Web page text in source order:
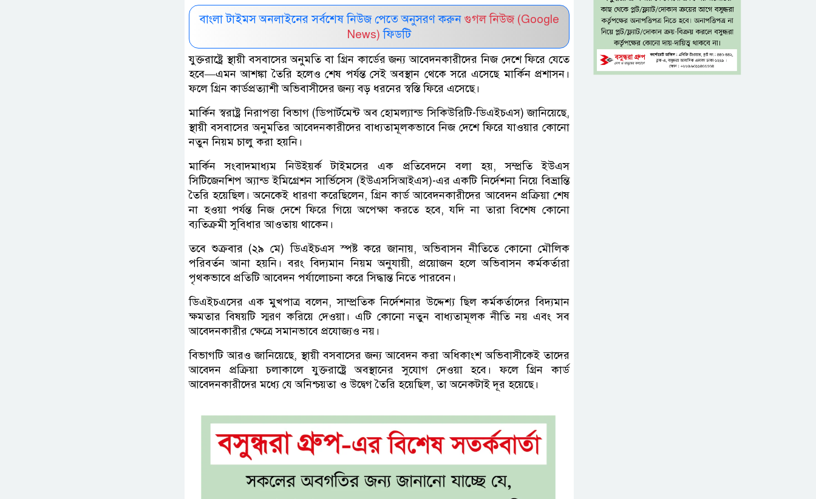
বাংলা টাইমস অনলাইনের সর্বশেষ নিউজ পেতে অনুসরণ করুন গুগল নিউজ (Google
News) ফিডটি
যুক্তরাষ্ট্রে স্থায়ী বসবাসের অনুমতি বা গ্রিন কার্ডের জন্য আবেদনকারীদের নিজ দেশে ফিরে যেতে
হবে—এমন আশঙ্কা তৈরি হলেও শেষ পর্যন্ত সেই অবস্থান থেকে সরে এসেছে মার্কিন প্রশাসন।
ফলে গ্রিন কার্ডপ্রত্যাশী অভিবাসীদের জন্য বড় ধরনের স্বস্তি ফিরে এসেছে।
মার্কিন স্বরাষ্ট্র নিরাপত্তা বিভাগ (ডিপার্টমেন্ট অব হোমল্যান্ড সিকিউরিটি-ডিএইচএস) জানিয়েছে,
স্থায়ী বসবাসের অনুমতির আবেদনকারীদের বাধ্যতামূলকভাবে নিজ দেশে ফিরে যাওয়ার কোনো
নতুন নিয়ম চালু করা হয়নি।
মার্কিন সংবাদমাধ্যম নিউইয়র্ক টাইমসের এক প্রতিবেদনে বলা হয়, সম্প্রতি ইউএস
সিটিজেনশিপ অ্যান্ড ইমিগ্রেশন সার্ভিসেস (ইউএসসিআইএস)-এর একটি নির্দেশনা নিয়ে বিভ্রান্তি
তৈরি হয়েছিল। অনেকেই ধারণা করেছিলেন, গ্রিন কার্ড আবেদনকারীদের আবেদন প্রক্রিয়া শেষ
না হওয়া পর্যন্ত নিজ দেশে ফিরে গিয়ে অপেক্ষা করতে হবে, যদি না তারা বিশেষ কোনো
ব্যতিক্রমী সুবিধার আওতায় থাকেন।
তবে শুক্রবার (২৯ মে) ডিএইচএস স্পষ্ট করে জানায়, অভিবাসন নীতিতে কোনো মৌলিক
পরিবর্তন আনা হয়নি। বরং বিদ্যমান নিয়ম অনুযায়ী, প্রয়োজন হলে অভিবাসন কর্মকর্তারা
পৃথকভাবে প্রতিটি আবেদন পর্যালোচনা করে সিদ্ধান্ত নিতে পারবেন।
ডিএইচএসের এক মুখপাত্র বলেন, সাম্প্রতিক নির্দেশনার উদ্দেশ্য ছিল কর্মকর্তাদের বিদ্যমান
ক্ষমতার বিষয়টি স্মরণ করিয়ে দেওয়া। এটি কোনো নতুন বাধ্যতামূলক নীতি নয় এবং সব
আবেদনকারীর ক্ষেত্রে সমানভাবে প্রযোজ্যও নয়।
বিভাগটি আরও জানিয়েছে, স্থায়ী বসবাসের জন্য আবেদন করা অধিকাংশ অভিবাসীকেই তাদের
আবেদন প্রক্রিয়া চলাকালে যুক্তরাষ্ট্রে অবস্থানের সুযোগ দেওয়া হবে। ফলে গ্রিন কার্ড
আবেদনকারীদের মধ্যে যে অনিশ্চয়তা ও উদ্বেগ তৈরি হয়েছিল, তা অনেকটাই দূর হয়েছে।
প্রথম শ্রেণিতে ভর্তি
হবে লটারিতে,
দ্বিতীয় থেকে নবম
শ্রেণিতে থাকছে ভর্তি পরীক্ষা